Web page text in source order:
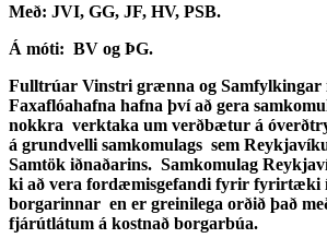
Með: JVI, GG, JF, HV, PSB.
Á móti: BV og ÞG.
Fulltrúar Vinstri grænna og Samfylkingar
Faxaflóahafna hafna því að gera
nokkra verktaka um verðbætur á
á grundvelli samkomulags sem
Samtök iðnaðarins. Samkomulag
ki að vera fordæmisgefandi fyrir fyrirtæki
borgarinnar en er greinilega orðið það
fjárútlátum á kostnað borgarbúa.